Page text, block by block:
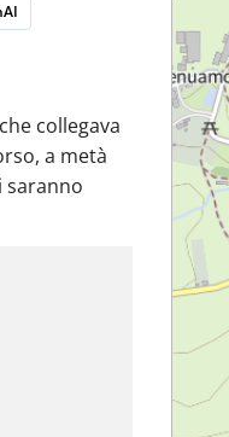
collegava
a metà
saranno